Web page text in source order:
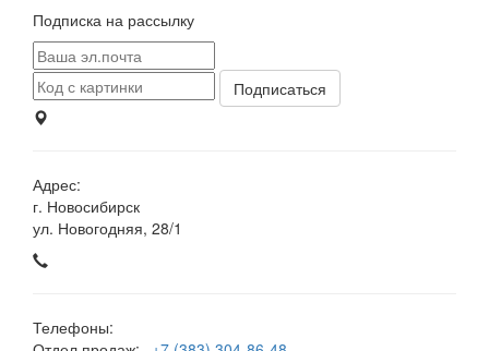
Подписка на рассылку
Адрес:
г. Новосибирск
ул. Новогодняя, 28/1
Телефоны: